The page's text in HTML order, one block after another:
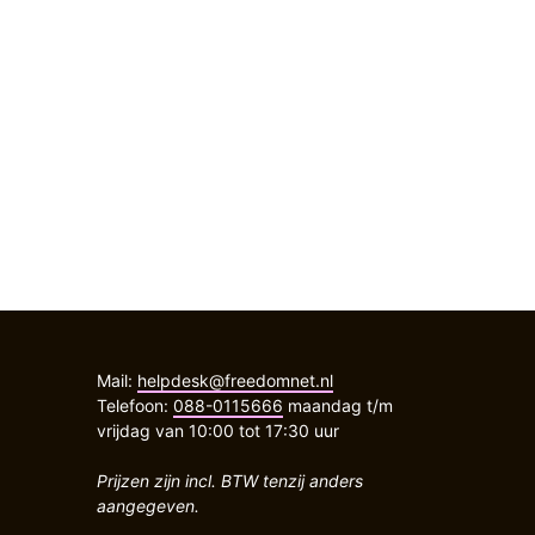
Mail: helpdesk@freedomnet.nl
Telefoon: 088-0115666 maandag t/m
vrijdag van 10:00 tot 17:30 uur
Prijzen zijn incl. BTW tenzij anders
aangegeven.